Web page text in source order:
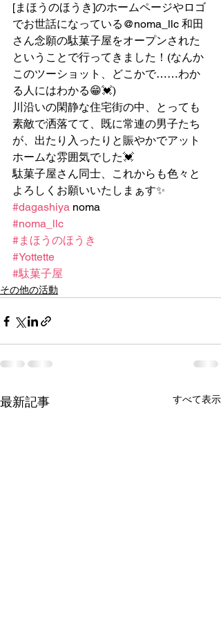
[まほうのほうき]のホームページやロゴ
でお世話になっている@noma_llc 和田
さん念願の駄菓子屋をオープンされた
ということで行ってきました！(なんか
このツーショット、どこかで……わか
る人にはわかる😁💓)
川沿いの閑静な住宅街の中、とっても
素敵で洒落てて、既に常連の男子たち
が、出たり入ったりと賑やかでアット
ホームな雰囲気でした💓
駄菓子屋さん同士、これからも色々と
よろしくお願いいたしまぁす✨
#dagashiya noma
#noma_llc
#まほうのほうき
#Yottette
#駄菓子屋
その他の活動
最新記事 すべて表示